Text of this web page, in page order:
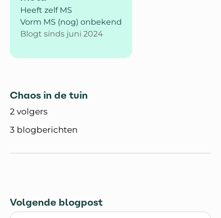
Heeft zelf MS
Vorm MS (nog) onbekend
Blogt sinds juni 2024
Chaos in de tuin
2 volgers
3 blogberichten
Volgende blogpost